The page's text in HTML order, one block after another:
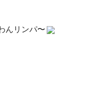
んリンパ〜